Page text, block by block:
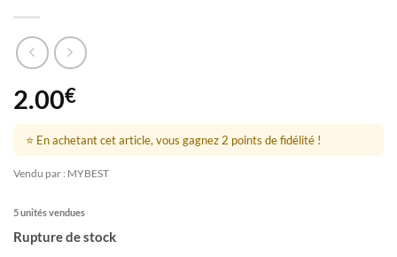
2.00€
⭐ En achetant cet article, vous gagnez 2 points de fidélité !
Vendu par : MYBEST
5 unités vendues
Rupture de stock